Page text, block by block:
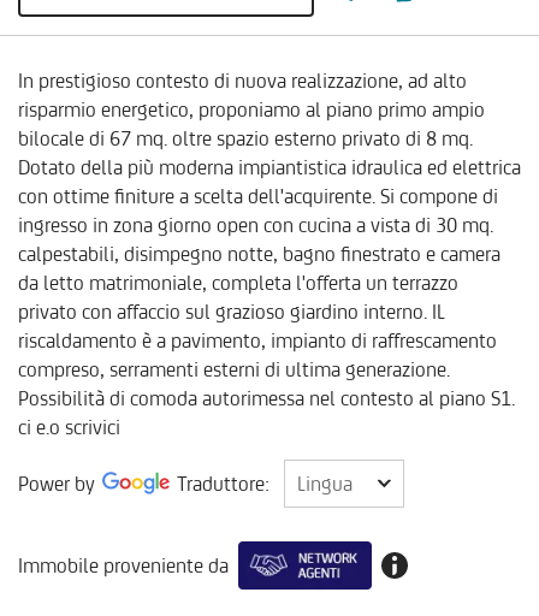
In prestigioso contesto di nuova realizzazione, ad alto
risparmio energetico, proponiamo al piano primo ampio
bilocale di 67 mq. oltre spazio esterno privato di 8 mq.
Dotato della più moderna impiantistica idraulica ed elettrica
con ottime finiture a scelta dell'acquirente. Si compone di
ingresso in zona giorno open con cucina a vista di 30 mq.
calpestabili, disimpegno notte, bagno finestrato e camera
da letto matrimoniale, completa l'offerta un terrazzo
privato con affaccio sul grazioso giardino interno. IL
riscaldamento è a pavimento, impianto di raffrescamento
compreso, serramenti esterni di ultima generazione.
Possibilità di comoda autorimessa nel contesto al piano S1.
ci e.o scrivici
Power by Traduttore: Lingua
Lingua
Immobile proveniente da